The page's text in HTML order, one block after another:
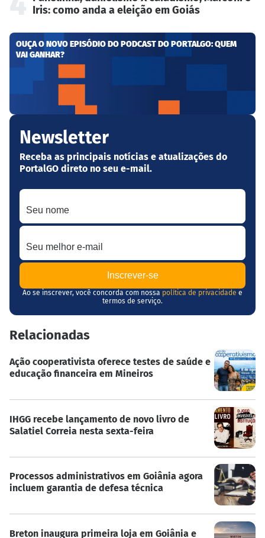
Iris: como anda a eleição em Goiás
OUÇA O NOVO EPISÓDIO DO PODCAST DO PORTALGO: QUEM
VAI GANHAR?
Newsletter
Receba as principais notícias e atualizações do
PortalGO direto no seu e-mail.
Seu nome
Seu melhor e-mail
Ao se inscrever, você concorda com nossa política de privacidade e
termos de serviço.
Relacionadas
Ação cooperativista oferece testes de saúde e
educação financeira em Mineiros
IHGG recebe lançamento de novo livro de
Salatiel Correia nesta sexta-feira
Processos administrativos em Goiânia agora
incluem garantia de defesa técnica
Breton inaugura primeira loja em Goiânia e